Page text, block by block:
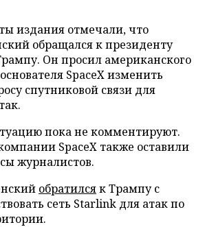
издания отмечали, что
обращался к президенту
Он просил американского
SpaceX изменить
спутниковой связи для
пока не комментируют.
SpaceX также оставили
журналистов.
обратилсяк Трампу с
сеть Starlink для атак по